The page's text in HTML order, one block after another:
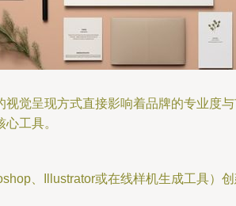
觉呈现方式直接影响着品牌的专业度
工具。
、Illustrator或在线样机生成工具）